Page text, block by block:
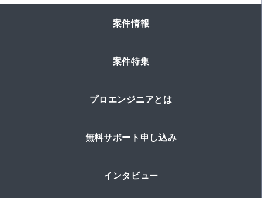
案件情報
案件特集
プロエンジニアとは
無料サポート申し込み
インタビュー